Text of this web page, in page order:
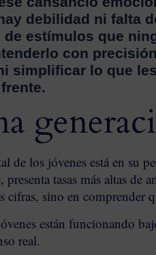
debilidad ni falta
de estímulos que
con
simplificar lo que
de los jóvenes está en su
presenta tasas más altas
cifras, sino en comprender
están funcionando
real.